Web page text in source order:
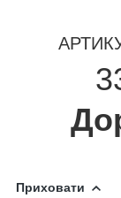
Приховати